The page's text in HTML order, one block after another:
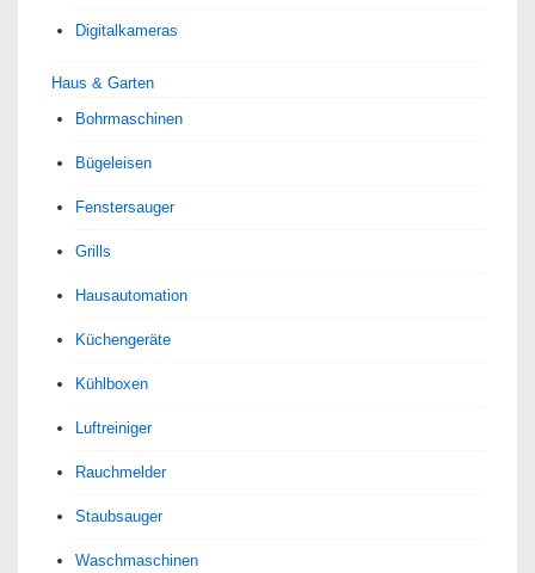
Digitalkameras
Haus & Garten
Bohrmaschinen
Bügeleisen
Fenstersauger
Grills
Hausautomation
Küchengeräte
Kühlboxen
Luftreiniger
Rauchmelder
Staubsauger
Waschmaschinen